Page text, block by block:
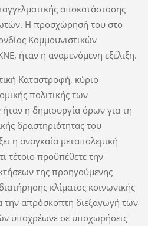
αποκατάστασης
Η προσχώρησή του στο
Κομμουνιστικών
ήταν η αναμενόμενη εξέλιξη.
Καταστροφή, κύριο
πολιτικής των
η δημιουργία όρων για τη
δραστηριότητας του
η αναγκαία μεταπολεμική
τέτοιο προϋπέθετε την
της προηγούμενης
κλίματος κοινωνικής
την απρόσκοπτη διεξαγωγή των
υποχρέωνε σε υποχωρήσεις